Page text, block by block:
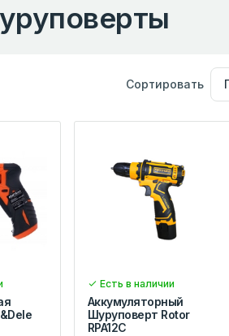
Сортировать
Есть в наличии
Аккумуляторный
Шуруповерт Rotor
RPA12C